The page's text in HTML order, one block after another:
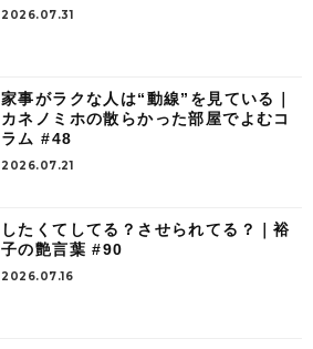
2026.07.31
家事がラクな人は“動線”を見ている｜
カネノミホの散らかった部屋でよむコ
ラム #48
2026.07.21
したくてしてる？させられてる？｜裕
子の艶言葉 #90
2026.07.16